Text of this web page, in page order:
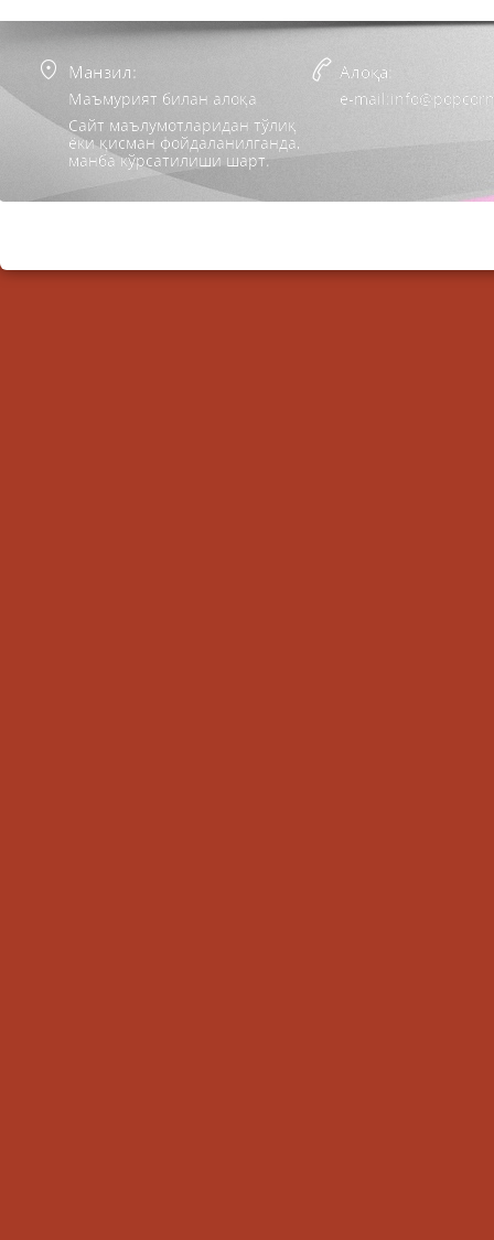
Манзил:
Маъмурият билан алоқа
Сайт маълумотларидан тўлиқ
ёки қисман фойдаланилганда,
манба кўрсатилиши шарт.
Алоқа:
e-